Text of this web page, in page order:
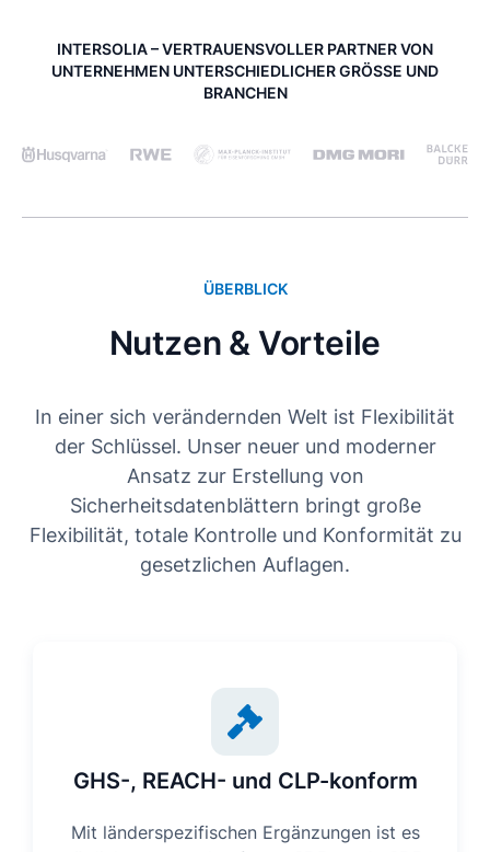
INTERSOLIA – VERTRAUENSVOLLER PARTNER VON
UNTERNEHMEN UNTERSCHIEDLICHER GRÖSSE UND
BRANCHEN
ÜBERBLICK
Nutzen & Vorteile
In einer sich verändernden Welt ist Flexibilität
der Schlüssel. Unser neuer und moderner
Ansatz zur Erstellung von
Sicherheitsdatenblättern bringt große
Flexibilität, totale Kontrolle und Konformität zu
gesetzlichen Auflagen.
GHS-, REACH- und CLP-konform
Mit länderspezifischen Ergänzungen ist es